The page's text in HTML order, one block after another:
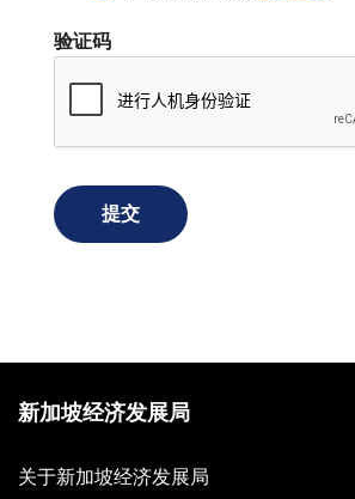
验证码
提交
新加坡经济发展局
关于新加坡经济发展局